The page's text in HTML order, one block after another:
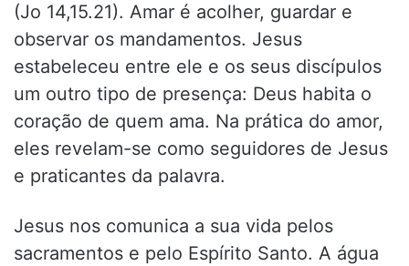
(Jo 14,15.21). Amar é acolher, guardar e
observar os mandamentos. Jesus
estabeleceu entre ele e os seus discípulos
um outro tipo de presença: Deus habita o
coração de quem ama. Na prática do amor,
eles revelam-se como seguidores de Jesus
e praticantes da palavra.
Jesus nos comunica a sua vida pelos
sacramentos e pelo Espírito Santo. A água